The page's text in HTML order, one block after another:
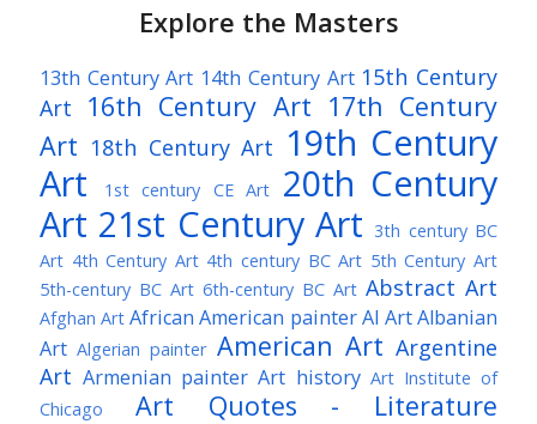
Explore the Masters
13th Century Art 14th Century Art 15th Century
Art
16th Century Art 17th Century
Art 18th Century Art 19th Century
Art
1st century CE Art
20th Century
Art 21st Century Art 3th century BC
Art 4th Century Art 4th century BC Art 5th Century Art
5th-century BC Art 6th-century BC Art Abstract Art
Afghan Art African American painterAI ArtAlbanian
Art Algerian painter American Art Argentine
Art Armenian painter Art history Art Institute of
Chicago
Art Quotes - Literature